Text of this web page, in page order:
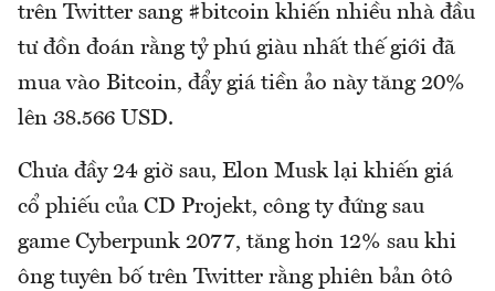
trên Twitter sang #bitcoin khiến nhiều nhà đầu
tư đồn đoán rằng tỷ phú giàu nhất thế giới đã
mua vào Bitcoin, đẩy giá tiền ảo này tăng 20%
lên 38.566 USD.
Chưa đầy 24 giờ sau, Elon Musk lại khiến giá
cổ phiếu của CD Projekt, công ty đứng sau
game Cyberpunk 2077, tăng hơn 12% sau khi
ông tuyên bố trên Twitter rằng phiên bản ôtô